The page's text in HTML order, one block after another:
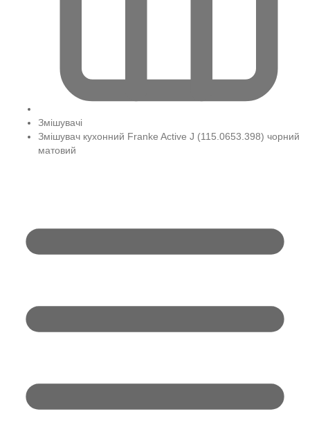
Змішувачі
Змішувач кухонний Franke Active J (115.0653.398) чорний
матовий